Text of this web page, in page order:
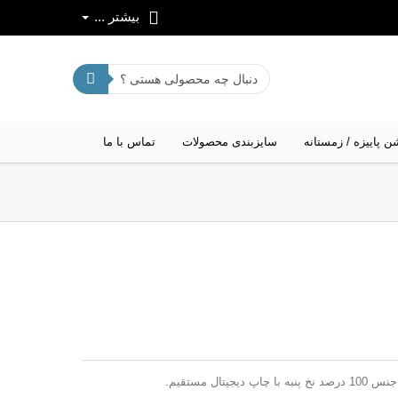
بیشتر ...
پاییزه / زمستانه سایزبندی محصولات تماس با ما